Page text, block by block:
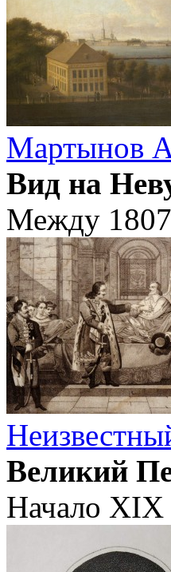
Мартынов
Вид на
Между
Великий
Начало XIX